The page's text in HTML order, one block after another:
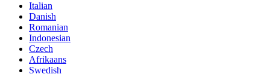
Italian
Danish
Romanian
Indonesian
Czech
Afrikaans
Swedish